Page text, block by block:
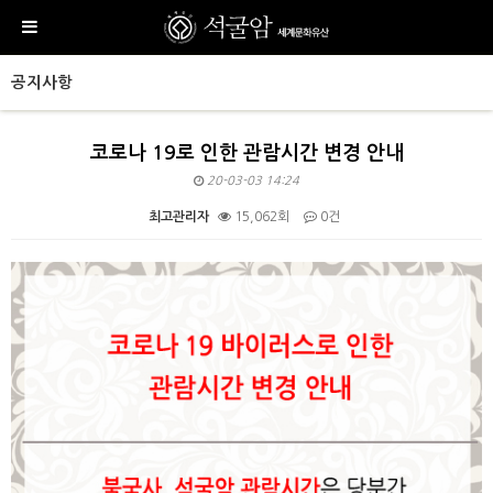
공지사항
코로나 19로 인한 관람시간 변경 안내
20-03-03 14:24
최고관리자 15,062회 0건
본문